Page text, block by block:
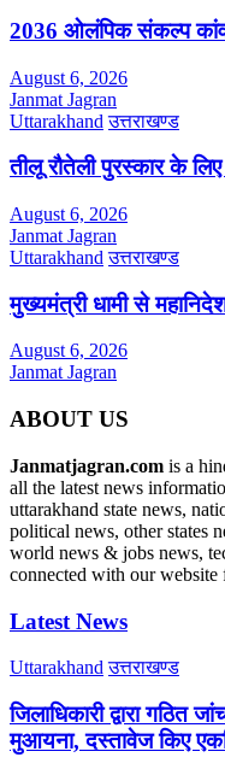
2036 ओलंपिक संकल्प कांवड़
August 6, 2026
Janmat Jagran
Uttarakhand उत्तराखण्ड
तीलू रौतेली पुरस्कार के
August 6, 2026
Janmat Jagran
Uttarakhand उत्तराखण्ड
मुख्यमंत्री धामी से
August 6, 2026
Janmat Jagran
ABOUT US
Janmatjagran.com is a
all the latest news
uttarakhand state news,
political news, other states
world news & jobs news,
connected with our website
Latest News
Uttarakhand उत्तराखण्ड
जिलाधिकारी द्वारा गठित
मुआयना, दस्तावेज किए